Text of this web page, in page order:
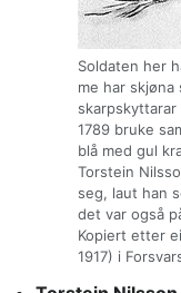
Soldaten her
me har skjøna
1789 bruke
blå med gul
Torstein
seg, laut han
det var også
Kopiert etter
1917) i